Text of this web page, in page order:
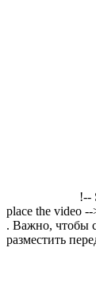
!--
place the video --
. Важно, чтобы
разместить